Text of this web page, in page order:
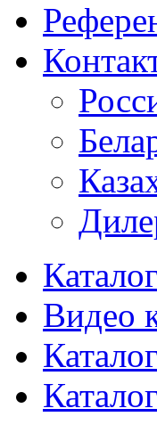
Каталог
Видео